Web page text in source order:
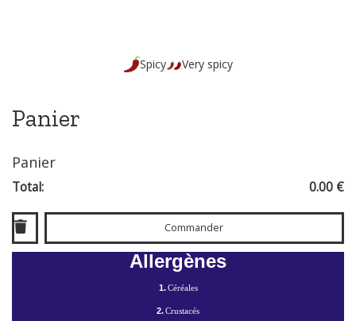
Spicy Very spicy
Panier
Panier
Total: 0.00 €
Commander
Allergènes
1.Céréales
2.Crustacés